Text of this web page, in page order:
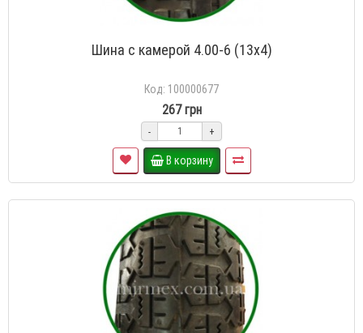
Шина с камерой 4.00-6 (13х4)
Код: 100000677
267 грн
- +
В корзину